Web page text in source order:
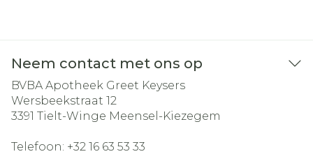
Neem contact met ons op
BVBA Apotheek Greet Keysers
Wersbeekstraat 12
3391 Tielt-Winge Meensel-Kiezegem
Telefoon: +32 16 63 53 33